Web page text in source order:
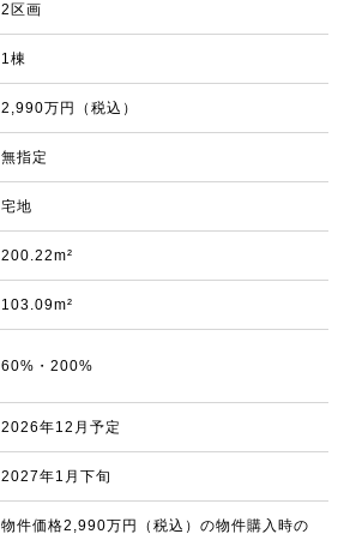
2区画
1棟
2,990万円（税込）
無指定
宅地
200.22m²
103.09m²
60%・200%
2026年12月予定
2027年1月下旬
物件価格2,990万円（税込）の物件購入時の